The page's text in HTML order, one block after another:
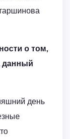
о том,
данный
день